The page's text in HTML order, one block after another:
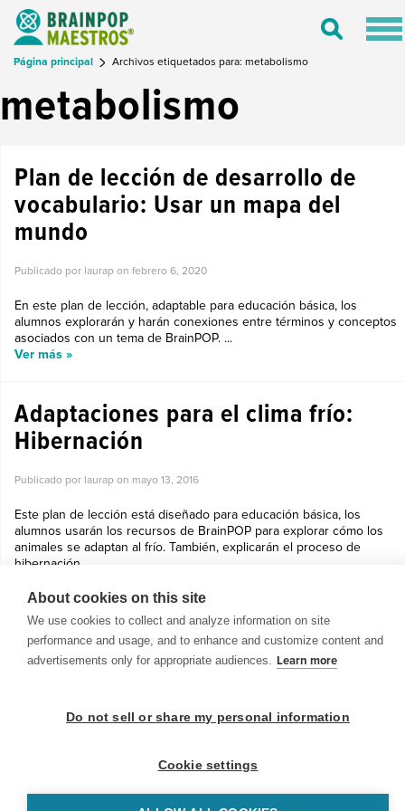
Toggle
Página principal Archivos etiquetados para: metabolismo
metabolismo
Plan de lección de desarrollo de
vocabulario: Usar un mapa del
mundo
Publicado por laurap on febrero 6, 2020
En este plan de lección, adaptable para educación básica, los
alumnos explorarán y harán conexiones entre términos y conceptos
asociados con un tema de BrainPOP. ...
Ver más »
Adaptaciones para el clima frío:
Hibernación
Publicado por laurap on mayo 13, 2016
Este plan de lección está diseñado para educación básica, los
alumnos usarán los recursos de BrainPOP para explorar cómo los
animales se adaptan al frío. También, explicarán el proceso de
hibernación ...
© 1999-2026 BrainPOP. Todos los derechos reservados.
BrainPOP Maestros is proudly powered byWordPress. Built bySlipFire Web Development
About cookies on this site
We use cookies to collect and analyze information on site
performance and usage, and to enhance and customize content and
advertisements only for appropriate audiences. Learn more
Do not sell or share my personal information
Cookie settings